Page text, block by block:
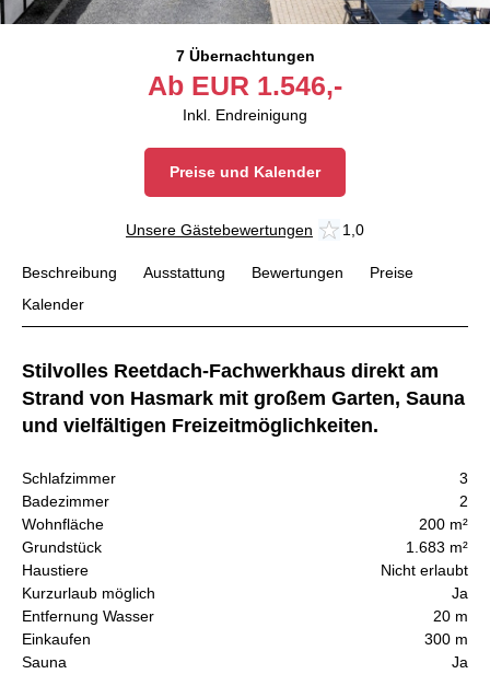
7 Übernachtungen
Ab EUR 1.546,-
Inkl. Endreinigung
Preise und Kalender
Unsere Gästebewertungen 1,0
Beschreibung Ausstattung Bewertungen
Preise
Kalender
Stilvolles Reetdach-Fachwerkhaus direkt am
Strand von Hasmark mit großem Garten, Sauna
und vielfältigen Freizeitmöglichkeiten.
Schlafzimmer
3
Badezimmer
2
Wohnfläche
200 m²
Grundstück
1.683 m²
Haustiere
Nicht erlaubt
Kurzurlaub möglich
Ja
Entfernung Wasser
20 m
Einkaufen
300 m
Sauna
Ja